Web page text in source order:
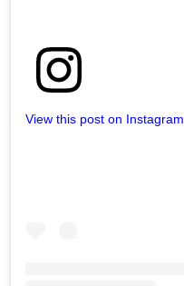
View this post on Instagram